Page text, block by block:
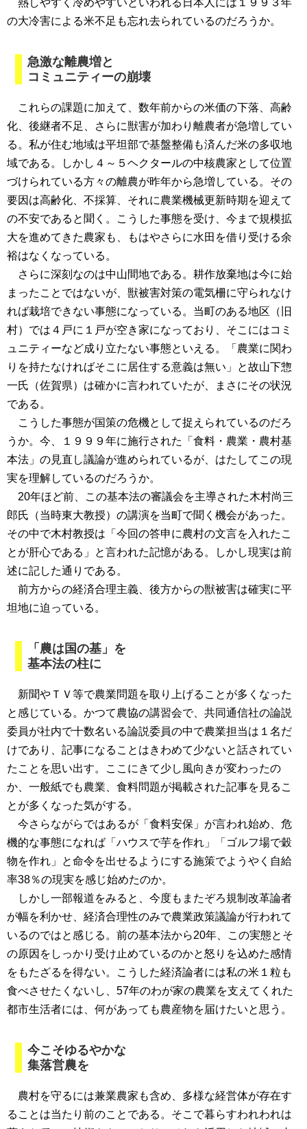
熱しやすく冷めやすいといわれる日本人には１９９３年
の大冷害による米不足も忘れ去られているのだろうか。
急激な離農増と
コミュニティーの崩壊
これらの課題に加えて、数年前からの米価の下落、高齢
化、後継者不足、さらに獣害が加わり離農者が急増してい
る。私が住む地域は平坦部で基盤整備も済んだ米の多収地
域である。しかし４～５ヘクタールの中核農家として位置
づけられている方々の離農が昨年から急増している。その
要因は高齢化、不採算、それに農業機械更新時期を迎えて
の不安であると聞く。こうした事態を受け、今まで規模拡
大を進めてきた農家も、もはやさらに水田を借り受ける余
裕はなくなっている。
さらに深刻なのは中山間地である。耕作放棄地は今に始
まったことではないが、獣被害対策の電気柵に守られなけ
れば栽培できない事態になっている。当町のある地区（旧
村）では４戸に１戸が空き家になっており、そこにはコミ
ュニティーなど成り立たない事態といえる。「農業に関わ
りを持たなければそこに居住する意義は無い」と故山下惣
一氏（佐賀県）は確かに言われていたが、まさにその状況
である。
こうした事態が国策の危機として捉えられているのだろ
うか。今、１９９９年に施行された「食料・農業・農村基
本法」の見直し議論が進められているが、はたしてこの現
実を理解しているのだろうか。
20年ほど前、この基本法の審議会を主導された木村尚三
郎氏（当時東大教授）の講演を当町で聞く機会があった。
その中で木村教授は「今回の答申に農村の文言を入れたこ
とが肝心である」と言われた記憶がある。しかし現実は前
述に記した通りである。
前方からの経済合理主義、後方からの獣被害は確実に平
坦地に迫っている。
「農は国の基」を
基本法の柱に
新聞やＴＶ等で農業問題を取り上げることが多くなった
と感じている。かつて農協の講習会で、共同通信社の論説
委員が社内で十数名いる論説委員の中で農業担当は１名だ
けであり、記事になることはきわめて少ないと話されてい
たことを思い出す。ここにきて少し風向きが変わったの
か、一般紙でも農業、食料問題が掲載された記事を見るこ
とが多くなった気がする。
今さらながらではあるが「食料安保」が言われ始め、危
機的な事態になれば「ハウスで芋を作れ」「ゴルフ場で穀
物を作れ」と命令を出せるようにする施策でようやく自給
率38％の現実を感じ始めたのか。
しかし一部報道をみると、今度もまたぞろ規制改革論者
が幅を利かせ、経済合理性のみで農業政策議論が行われて
いるのではと感じる。前の基本法から20年、この実態とそ
の原因をしっかり受け止めているのかと怒りを込めた感情
をもたざるを得ない。こうした経済論者には私の米１粒も
食べさせたくないし、57年のわが家の農業を支えてくれた
都市生活者には、何があっても農産物を届けたいと思う。
今こそゆるやかな
集落営農を
農村を守るには兼業農家も含め、多様な経営体が存在す
ることは当たり前のことである。そこで暮らすわれわれは